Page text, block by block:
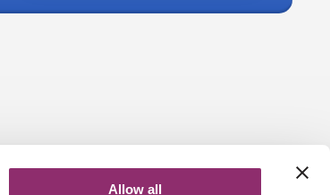
Allow all